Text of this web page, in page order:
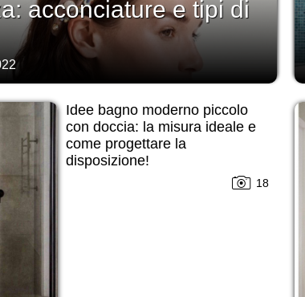
acconciature e tipi di
Idee bagno moderno piccolo
con doccia: la misura ideale e
come progettare la
disposizione!
18